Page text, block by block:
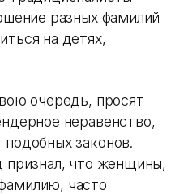
разных фамилий
на детях,
очередь, просят
неравенство,
законов.
признал, что женщины,
часто